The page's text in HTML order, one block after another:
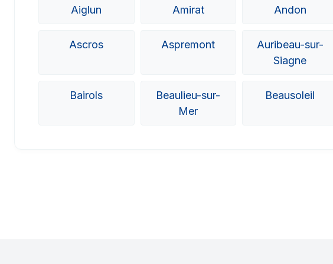
Aiglun Amirat Andon
Ascros Aspremont
Auribeau-sur-
Siagne
Bairols
Beaulieu-sur-
Mer
Beausoleil